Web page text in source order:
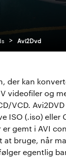
> Avi2Dvd
der kan
videofiler og
VCD.
ISO (.iso) eller
er gemt i AVI
at bruge, når
egentlig